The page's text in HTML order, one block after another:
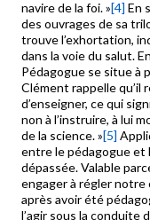
navire de la foi. »[4] En
des ouvrages de sa
trouve l’exhortation,
dans la voie du salut.
Pédagogue se situe à
Clément rappelle qu’il
d’enseigner, ce qui
non à l’instruire, à lui
de la science. »[5]
entre le pédagogue et
dépassée. Valable
engager à régler notre
après avoir été
l’agir sous la conduite